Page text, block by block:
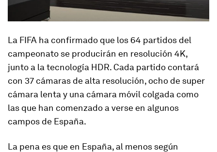
La FIFA ha confirmado que los 64 partidos del
campeonato se producirán en resolución 4K,
junto a la tecnología HDR. Cada partido contará
con 37 cámaras de alta resolución, ocho de super
cámara lenta y una cámara móvil colgada como
las que han comenzado a verse en algunos
campos de España.
La pena es que en España, al menos según